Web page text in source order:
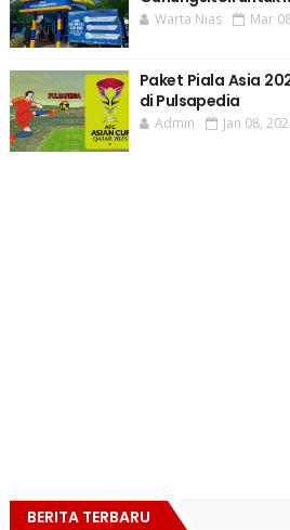
Warta Nias Mar
Paket Piala Asia
di Pulsapedia
Admin Jan 08,
BERITA TERBARU